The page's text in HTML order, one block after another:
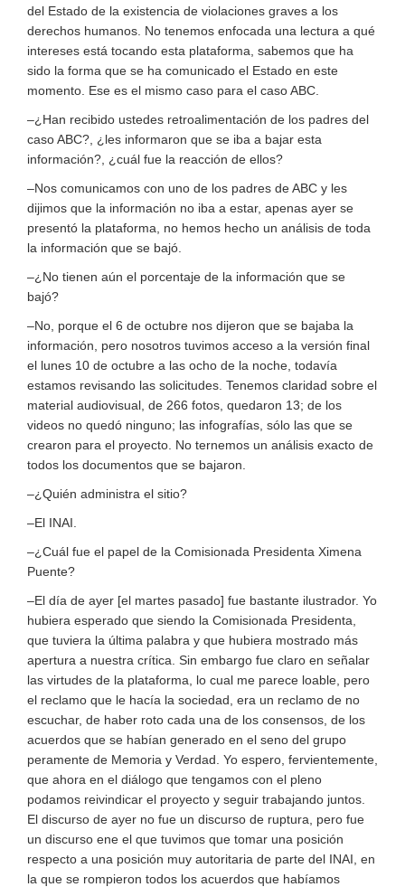
del Estado de la existencia de violaciones graves a los
derechos humanos. No tenemos enfocada una lectura a qué
intereses está tocando esta plataforma, sabemos que ha
sido la forma que se ha comunicado el Estado en este
momento. Ese es el mismo caso para el caso ABC.
–¿Han recibido ustedes retroalimentación de los padres del
caso ABC?, ¿les informaron que se iba a bajar esta
información?, ¿cuál fue la reacción de ellos?
–Nos comunicamos con uno de los padres de ABC y les
dijimos que la información no iba a estar, apenas ayer se
presentó la plataforma, no hemos hecho un análisis de toda
la información que se bajó.
–¿No tienen aún el porcentaje de la información que se
bajó?
–No, porque el 6 de octubre nos dijeron que se bajaba la
información, pero nosotros tuvimos acceso a la versión final
el lunes 10 de octubre a las ocho de la noche, todavía
estamos revisando las solicitudes. Tenemos claridad sobre el
material audiovisual, de 266 fotos, quedaron 13; de los
videos no quedó ninguno; las infografías, sólo las que se
crearon para el proyecto. No ternemos un análisis exacto de
todos los documentos que se bajaron.
–¿Quién administra el sitio?
–El INAI.
–¿Cuál fue el papel de la Comisionada Presidenta Ximena
Puente?
–El día de ayer [el martes pasado] fue bastante ilustrador. Yo
hubiera esperado que siendo la Comisionada Presidenta,
que tuviera la última palabra y que hubiera mostrado más
apertura a nuestra crítica. Sin embargo fue claro en señalar
las virtudes de la plataforma, lo cual me parece loable, pero
el reclamo que le hacía la sociedad, era un reclamo de no
escuchar, de haber roto cada una de los consensos, de los
acuerdos que se habían generado en el seno del grupo
peramente de Memoria y Verdad. Yo espero, fervientemente,
que ahora en el diálogo que tengamos con el pleno
podamos reivindicar el proyecto y seguir trabajando juntos.
El discurso de ayer no fue un discurso de ruptura, pero fue
un discurso ene el que tuvimos que tomar una posición
respecto a una posición muy autoritaria de parte del INAI, en
la que se rompieron todos los acuerdos que habíamos